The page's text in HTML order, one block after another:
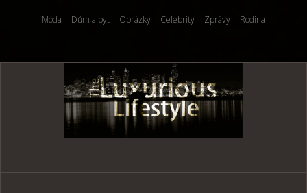
Móda Dům a byt Obrázky Celebrity Zprávy Rodina
Skip